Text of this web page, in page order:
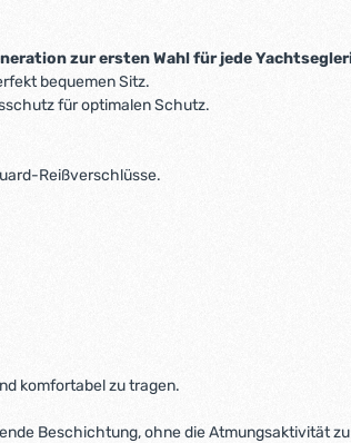
zur ersten Wahl für jede
bequemen Sitz.
für optimalen Schutz.
Reißverschlüsse.
komfortabel zu tragen.
Beschichtung, ohne die Atmungsaktivität